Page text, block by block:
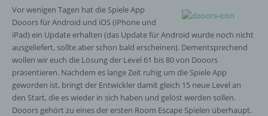
Vor wenigen Tagen hat die Spiele App
Dooors für Android und iOS (iPhone und
iPad) ein Update erhalten (das Update für Android wurde noch nicht
ausgeliefert, sollte aber schon bald erscheinen). Dementsprechend
wollen wir euch die Lösung der Level 61 bis 80 von Dooors
präsentieren. Nachdem es lange Zeit ruhig um die Spiele App
geworden ist, bringt der Entwickler damit gleich 15 neue Level an
den Start, die es wieder in sich haben und gelöst werden sollen.
Dooors gehört zu eines der ersten Room Escape Spielen überhaupt.